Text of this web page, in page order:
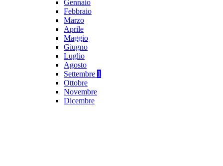
Gennaio
Febbraio
Marzo
Aprile
Maggio
Giugno
Luglio
Agosto
Settembre 1
Ottobre
Novembre
Dicembre